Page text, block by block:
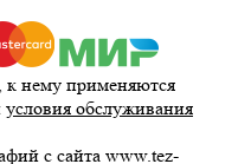
нему применяются
условия обслуживания
с сайта www.tez-